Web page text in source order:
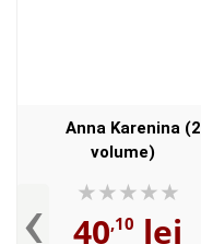
‹
Anna Karenina (2
volume)
40,10 lei